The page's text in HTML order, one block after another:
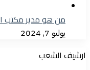
من هو مدير مكتب
يوليو 7, 2024
ارشيف الشعب